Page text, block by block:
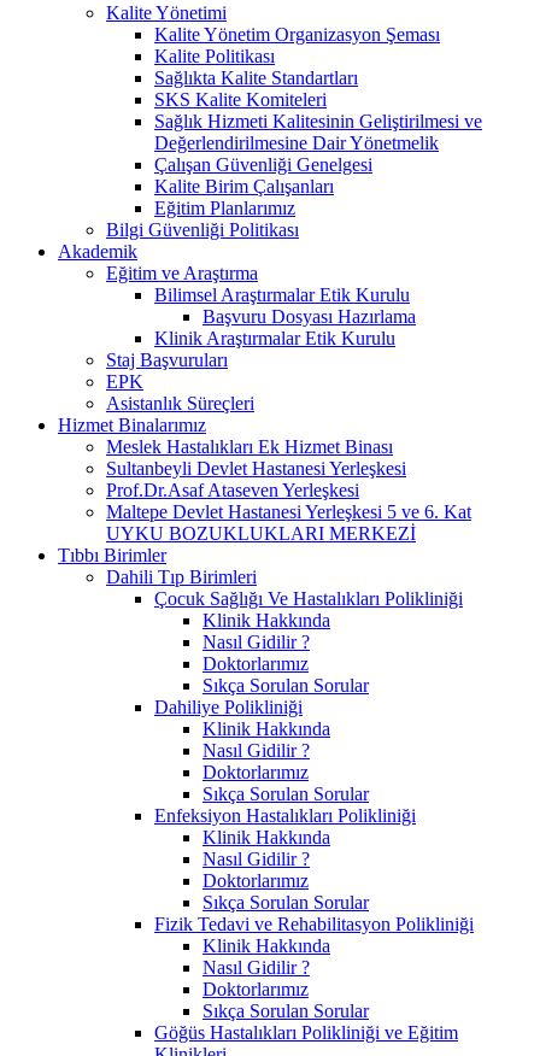
Kalite Yönetimi
Kalite Yönetim Organizasyon Şeması
Kalite Politikası
Sağlıkta Kalite Standartları
SKS Kalite Komiteleri
Sağlık Hizmeti Kalitesinin Geliştirilmesi ve
Değerlendirilmesine Dair Yönetmelik
Çalışan Güvenliği Genelgesi
Kalite Birim Çalışanları
Eğitim Planlarımız
Bilgi Güvenliği Politikası
Akademik
Eğitim ve Araştırma
Bilimsel Araştırmalar Etik Kurulu
Başvuru Dosyası Hazırlama
Klinik Araştırmalar Etik Kurulu
Staj Başvuruları
EPK
Asistanlık Süreçleri
Hizmet Binalarımız
Meslek Hastalıkları Ek Hizmet Binası
Sultanbeyli Devlet Hastanesi Yerleşkesi
Prof.Dr.Asaf Ataseven Yerleşkesi
Maltepe Devlet Hastanesi Yerleşkesi 5 ve 6. Kat
UYKU BOZUKLUKLARI MERKEZİ
Tıbbı Birimler
Dahili Tıp Birimleri
Çocuk Sağlığı Ve Hastalıkları Polikliniği
Klinik Hakkında
Nasıl Gidilir ?
Doktorlarımız
Sıkça Sorulan Sorular
Dahiliye Polikliniği
Klinik Hakkında
Nasıl Gidilir ?
Doktorlarımız
Sıkça Sorulan Sorular
Enfeksiyon Hastalıkları Polikliniği
Klinik Hakkında
Nasıl Gidilir ?
Doktorlarımız
Sıkça Sorulan Sorular
Fizik Tedavi ve Rehabilitasyon Polikliniği
Klinik Hakkında
Nasıl Gidilir ?
Doktorlarımız
Sıkça Sorulan Sorular
Göğüs Hastalıkları Polikliniği ve Eğitim